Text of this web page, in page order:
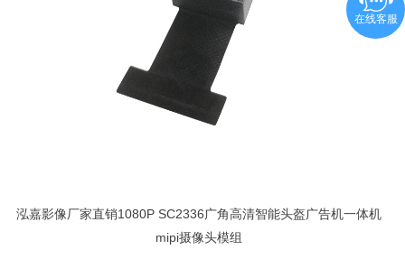
泓嘉影像厂家直销1080P SC2336广角高清智能头盔广告机一体机
mipi摄像头模组
在线客服